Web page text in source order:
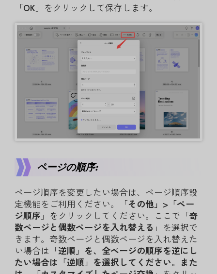
「OK」をクリックして保存します。
ページの順序:
ページ順序を変更したい場合は、ページ順序設
定機能をご利用ください。「その他」>「ペー
ジ順序 」をクリックしてください。ここで「奇
数ページと偶数ページを入れ替える 」を選択で
きます。奇数ページと偶数ページを入れ替えた
い場合は「逆順」を、全ページの順序を逆にし
たい場合は「逆順」を選択してください。また